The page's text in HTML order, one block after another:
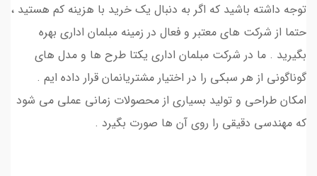
توجه داشته باشید که اگر به دنبال یک خرید با هزینه کم هستید ،
حتما از شرکت های معتبر و فعال در زمینه مبلمان اداری بهره
بگیرید . ما در شرکت مبلمان اداری یکتا طرح ها و مدل های
گوناگونی از هر سبکی را در اختیار مشتریانمان قرار داده ایم .
امکان طراحی و تولید بسیاری از محصولات زمانی عملی می شود
که مهندسی دقیقی را روی آن ها صورت بگیرد .